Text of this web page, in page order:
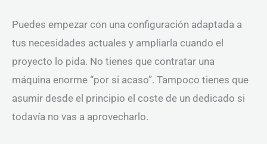
Puedes empezar con una configuración adaptada a
tus necesidades actuales y ampliarla cuando el
proyecto lo pida. No tienes que contratar una
máquina enorme “por si acaso”. Tampoco tienes que
asumir desde el principio el coste de un dedicado si
todavía no vas a aprovecharlo.